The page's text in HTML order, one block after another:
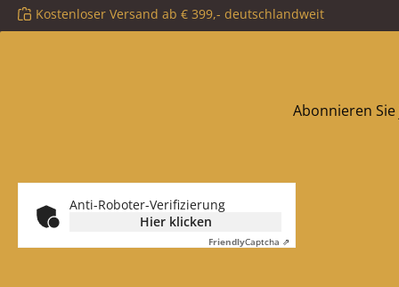
Kostenloser Versand ab € 399,- deutschlandweit
Abonnieren
Anti-Roboter-Verifizierung
Hier klicken
FriendlyCaptcha ⇗